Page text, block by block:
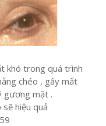
khó trong quá trình
chéo , gây mất
gương mặt .
hiệu quả